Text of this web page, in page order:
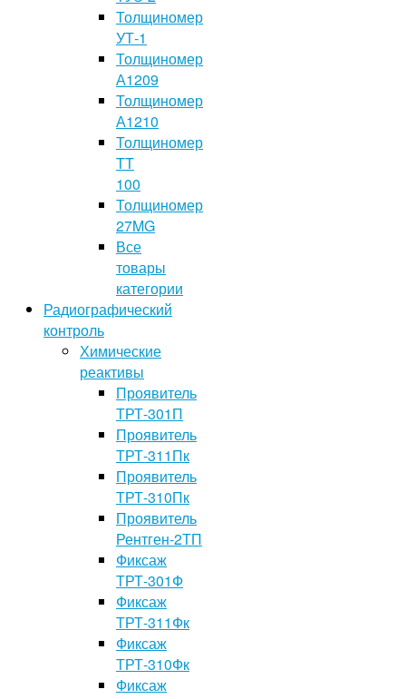
Толщиномер
УТ-1
Толщиномер
А1209
Толщиномер
А1210
Толщиномер
TT
100
Толщиномер
27MG
Все
товары
категории
Радиографический
контроль
Химические
реактивы
Проявитель
ТРТ-301П
Проявитель
ТРТ-311Пк
Проявитель
ТРТ-310Пк
Проявитель
Рентген-2ТП
Фиксаж
ТРТ-301Ф
Фиксаж
ТРТ-311Фк
Фиксаж
ТРТ-310Фк
Фиксаж